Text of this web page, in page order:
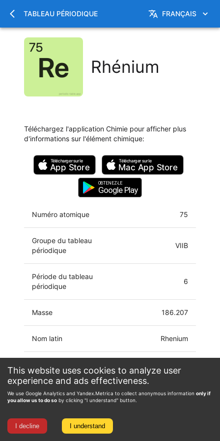
This website uses cookies to analyze user
experience and ads effectiveness.
We use Google Analytics and Yandex.Metrica to collect anonymous information only if
you allow us to do so by clicking "I understand" button.
I decline I understand
TABLEAU PÉRIODIQUE FRANÇAIS
Rhénium
Téléchargez l'application Chimie pour afficher plus
d'informations sur l'élément chimique:
Télécharger sur le
App Store
Télécharger sur le
Mac App Store
OBTENEZ-LE
Google Play
Numéro atomique 75
Groupe du tableau
périodique
VIIB
Période du tableau
périodique
6
Masse 186.207
Nom latin Rhenium
électronique
[Xe]4f14 5d5 6s2
État d'oxydation
-3, -1, 0, 1, 2, 3, 4,